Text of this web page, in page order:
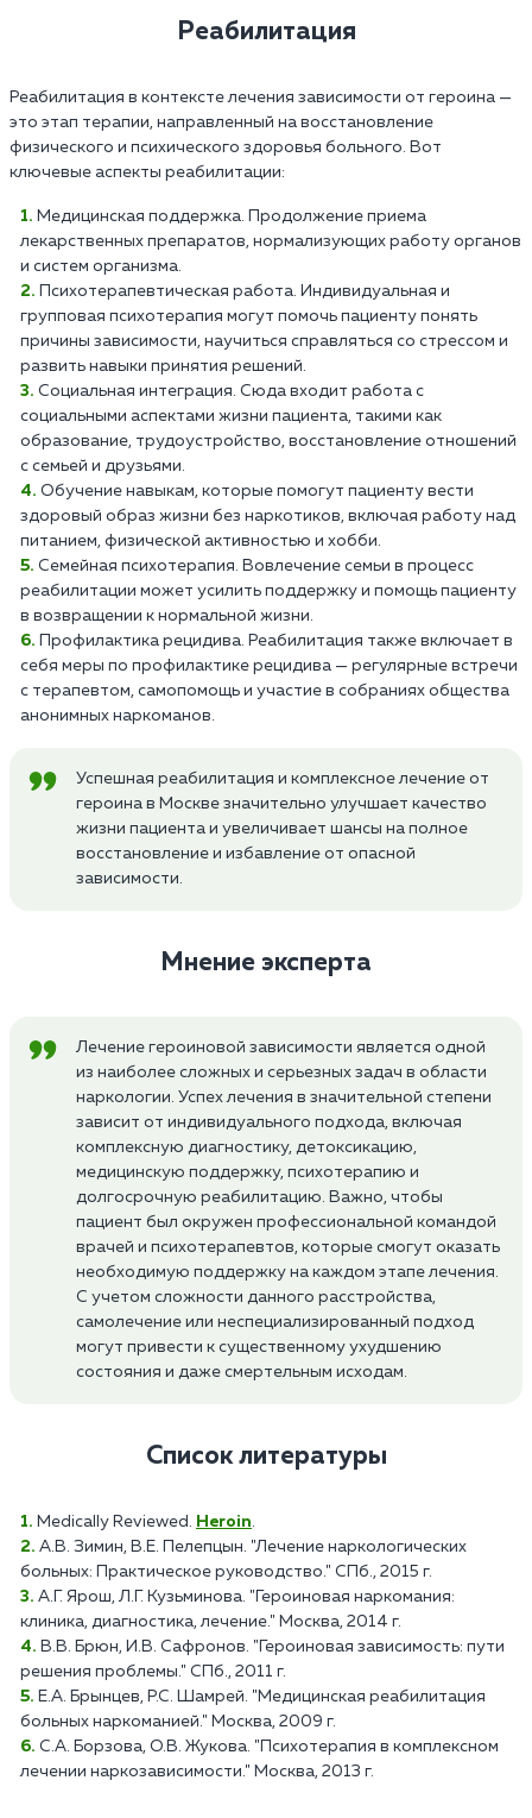
Реабилитация
Реабилитация в контексте лечения зависимости от героина —
это этап терапии, направленный на восстановление
физического и психического здоровья больного. Вот
ключевые аспекты реабилитации:
Медицинская поддержка. Продолжение приема
лекарственных препаратов, нормализующих работу органов
и систем организма.
Психотерапевтическая работа. Индивидуальная и
групповая психотерапия могут помочь пациенту понять
причины зависимости, научиться справляться со стрессом и
развить навыки принятия решений.
Социальная интеграция. Сюда входит работа с
социальными аспектами жизни пациента, такими как
образование, трудоустройство, восстановление отношений
с семьей и друзьями.
Обучение навыкам, которые помогут пациенту вести
здоровый образ жизни без наркотиков, включая работу над
питанием, физической активностью и хобби.
Семейная психотерапия. Вовлечение семьи в процесс
реабилитации может усилить поддержку и помощь пациенту
в возвращении к нормальной жизни.
Профилактика рецидива. Реабилитация также включает в
себя меры по профилактике рецидива — регулярные встречи
с терапевтом, самопомощь и участие в собраниях общества
анонимных наркоманов.
Успешная реабилитация и комплексное лечение от
героина в Москве значительно улучшает качество
жизни пациента и увеличивает шансы на полное
восстановление и избавление от опасной
зависимости.
Мнение эксперта
Лечение героиновой зависимости является одной
из наиболее сложных и серьезных задач в области
наркологии. Успех лечения в значительной степени
зависит от индивидуального подхода, включая
комплексную диагностику, детоксикацию,
медицинскую поддержку, психотерапию и
долгосрочную реабилитацию. Важно, чтобы
пациент был окружен профессиональной командой
врачей и психотерапевтов, которые смогут оказать
необходимую поддержку на каждом этапе лечения.
С учетом сложности данного расстройства,
самолечение или неспециализированный подход
могут привести к существенному ухудшению
состояния и даже смертельным исходам.
Список литературы
Medically Reviewed. Heroin.
А.В. Зимин, В.Е. Пелепцын. "Лечение наркологических
больных: Практическое руководство." СПб., 2015 г.
А.Г. Ярош, Л.Г. Кузьминова. "Героиновая наркомания:
клиника, диагностика, лечение." Москва, 2014 г.
В.В. Брюн, И.В. Сафронов. "Героиновая зависимость: пути
решения проблемы." СПб., 2011 г.
Е.А. Брынцев, Р.С. Шамрей. "Медицинская реабилитация
больных наркоманией." Москва, 2009 г.
С.А. Борзова, О.В. Жукова. "Психотерапия в комплексном
лечении наркозависимости." Москва, 2013 г.